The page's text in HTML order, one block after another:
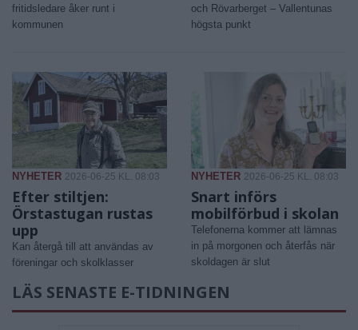
fritidsledare åker runt i
kommunen
och Rövarberget – Vallentunas
högsta punkt
NYHETER 2026-06-25 KL. 08:03
Efter stiltjen:
Örstastugan rustas
upp
Kan återgå till att användas av
föreningar och skolklasser
NYHETER 2026-06-25 KL. 08:03
Snart införs
mobilförbud i skolan
Telefonerna kommer att lämnas
in på morgonen och återfås när
skoldagen är slut
LÄS SENASTE E-TIDNINGEN